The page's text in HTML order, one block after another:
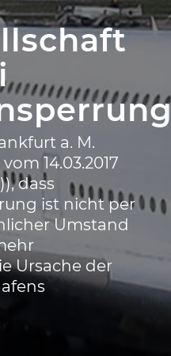
a. M.
14.03.2017
dass
ist nicht per
Umstand
Ursache der